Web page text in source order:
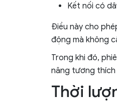
Kết nối có
Điều này cho
động mà không
Trong khi đó,
năng tương thích
Thời